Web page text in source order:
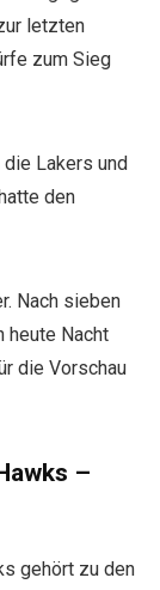
letzten
zum Sieg
die Lakers und
den
Nach sieben
heute Nacht
die Vorschau
–
gehört zu den